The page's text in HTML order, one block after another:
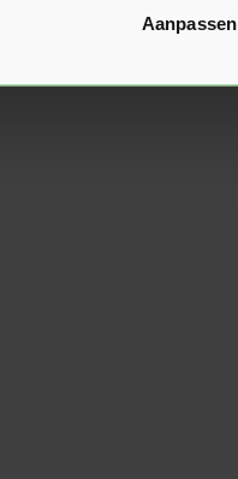
Aanpassen